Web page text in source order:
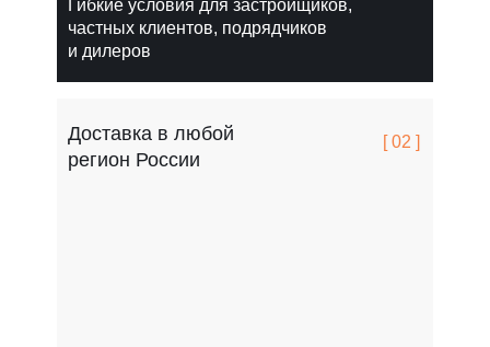
Гибкие условия для застройщиков,
частных клиентов, подрядчиков
и дилеров
Доставка в любой
регион России
[ 02 ]